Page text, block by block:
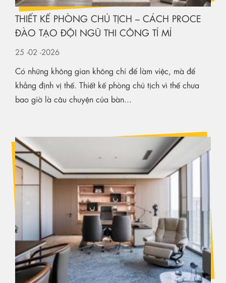
THIẾT KẾ PHÒNG CHỦ TỊCH – CÁCH PROCE
ĐÀO TẠO ĐỘI NGŨ THI CÔNG TỈ MỈ
25 -02 -2026
Có những không gian không chỉ để làm việc, mà để
khẳng định vị thế. Thiết kế phòng chủ tịch vì thế chưa
bao giờ là câu chuyện của bàn...